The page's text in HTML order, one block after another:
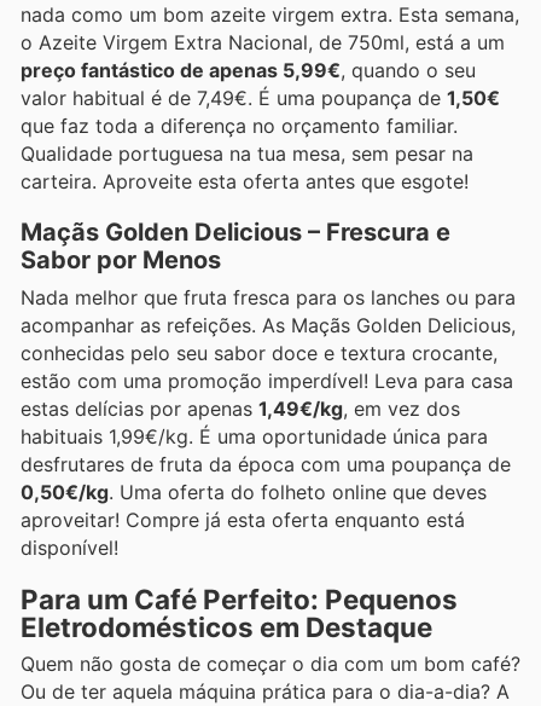
nada como um bom azeite virgem extra. Esta semana,
o Azeite Virgem Extra Nacional, de 750ml, está a um
preço fantástico de apenas 5,99€, quando o seu
valor habitual é de 7,49€. É uma poupança de 1,50€
que faz toda a diferença no orçamento familiar.
Qualidade portuguesa na tua mesa, sem pesar na
carteira. Aproveite esta oferta antes que esgote!
Maçãs Golden Delicious – Frescura e
Sabor por Menos
Nada melhor que fruta fresca para os lanches ou para
acompanhar as refeições. As Maçãs Golden Delicious,
conhecidas pelo seu sabor doce e textura crocante,
estão com uma promoção imperdível! Leva para casa
estas delícias por apenas 1,49€/kg, em vez dos
habituais 1,99€/kg. É uma oportunidade única para
desfrutares de fruta da época com uma poupança de
0,50€/kg. Uma oferta do folheto online que deves
aproveitar! Compre já esta oferta enquanto está
disponível!
Para um Café Perfeito: Pequenos
Eletrodomésticos em Destaque
Quem não gosta de começar o dia com um bom café?
Ou de ter aquela máquina prática para o dia-a-dia? A